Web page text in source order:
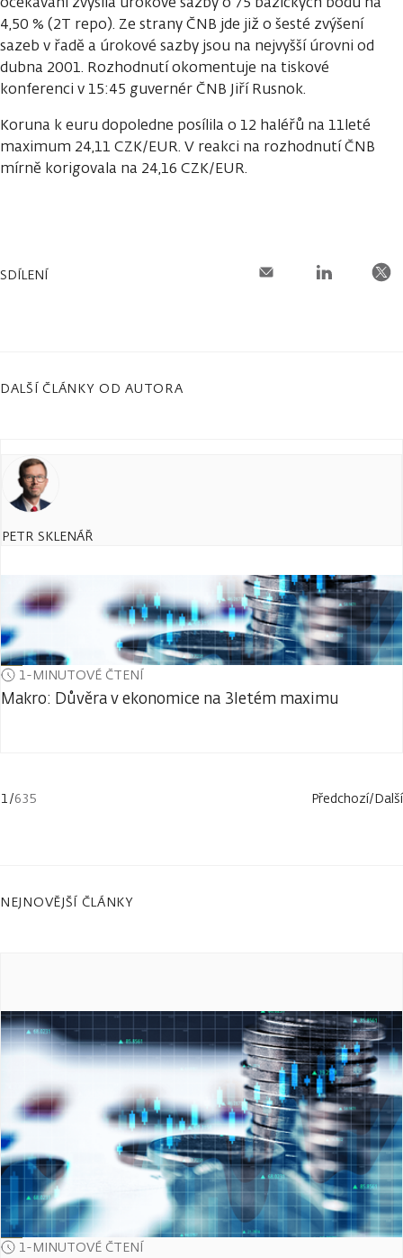
4,50 % (2T repo). Ze strany ČNB jde již o šesté zvýšení
sazeb v řadě a úrokové sazby jsou na nejvyšší úrovni od
dubna 2001. Rozhodnutí okomentuje na tiskové
konferenci v 15:45 guvernér ČNB Jiří Rusnok.
Koruna k euru dopoledne posílila o 12 haléřů na 11leté
maximum 24,11 CZK/EUR. V reakci na rozhodnutí ČNB
mírně korigovala na 24,16 CZK/EUR.
SDÍLENÍ
DALŠÍ ČLÁNKY OD AUTORA
PETR SKLENÁŘ
1-MINUTOVÉ ČTENÍ
Makro: Důvěra v ekonomice na 3letém maximu
1/635 Předchozí/Další
NEJNOVĚJŠÍ ČLÁNKY
1-MINUTOVÉ ČTENÍ